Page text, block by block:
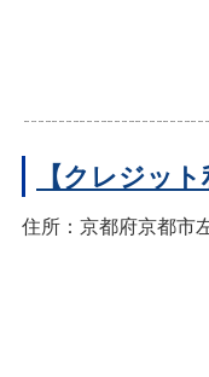
【クレジッ
住所：京都府京都市